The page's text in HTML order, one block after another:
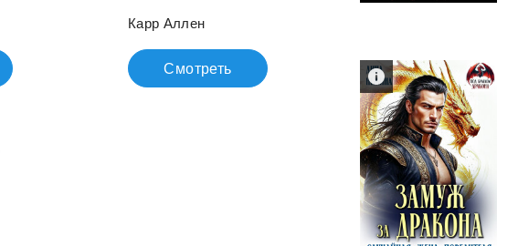
Карр Аллен
Смотреть
Винокуров Юрийи
Смотреть